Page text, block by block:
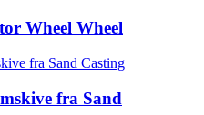
Wheel Wheel
fra Sand